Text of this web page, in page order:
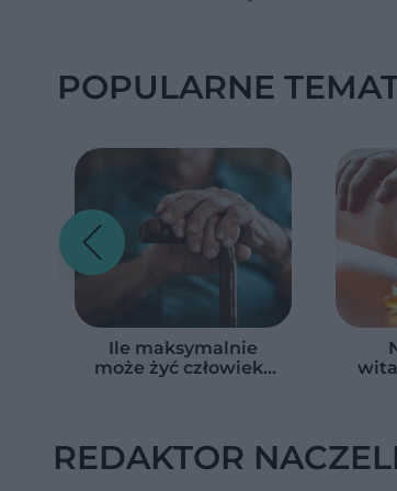
POPULARNE
Ile maksymalnie
może żyć człowiek?
REDAKTOR